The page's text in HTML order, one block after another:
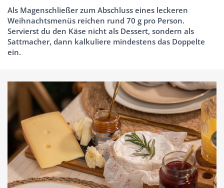
Als Magenschließer zum Abschluss eines leckeren
Weihnachtsmenüs reichen rund 70 g pro Person.
Servierst du den Käse nicht als Dessert, sondern als
Sattmacher, dann kalkuliere mindestens das Doppelte
ein.